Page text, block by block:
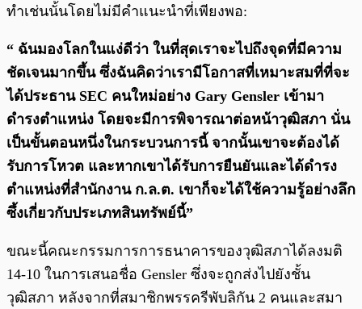
ทำเช่นนั้นโดยไม่มีคำแนะนำที่เพียงพอ:
“ ฉันมองโลกในแง่ดีว่า ในที่สุดเราจะไปถึงจุดที่มีความ
ชัดเจนมากขึ้น ซึ่งฉันคิดว่าเรามีโอกาสที่เหมาะสมที่ที่จะ
ได้ประธาน SEC คนใหม่อย่าง Gary Gensler เข้ามา
ดำรงตำแหน่ง โดยจะมีการพิจารณาต่อหน้าวุฒิสภา นั่น
เป็นขั้นตอนหนึ่งในกระบวนการนี้ จากนั้นเขาจะต้องได้
รับการโหวต และหากเขาได้รับการยืนยันและได้ดำรง
ตำแหน่งที่สำนักงาน ก.ล.ต. เขาก็จะได้ใช้ความรู้อย่างลึก
ซึ้งเกี่ยวกับประเภทสินทรัพย์นี้”
ขณะนี้คณะกรรมการการธนาคารของวุฒิสภาได้ลงมติ
14-10 ในการเสนอชื่อ Gensler ซึ่งจะถูกส่งไปยังชั้น
วุฒิสภา หลังจากที่สมาชิกพรรครีพับลิกัน 2 คนและสมา